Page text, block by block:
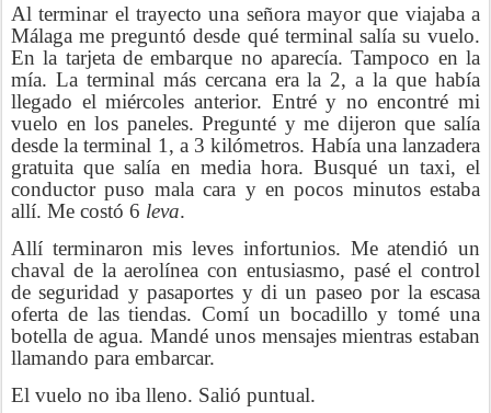
Al terminar el trayecto una señora mayor que viajaba a
Málaga me preguntó desde qué terminal salía su vuelo.
En la tarjeta de embarque no aparecía. Tampoco en la
mía. La terminal más cercana era la 2, a la que había
llegado el miércoles anterior. Entré y no encontré mi
vuelo en los paneles. Pregunté y me dijeron que salía
desde la terminal 1, a 3 kilómetros. Había una lanzadera
gratuita que salía en media hora. Busqué un taxi, el
conductor puso mala cara y en pocos minutos estaba
allí. Me costó 6 leva.
Allí terminaron mis leves infortunios. Me atendió un
chaval de la aerolínea con entusiasmo, pasé el control
de seguridad y pasaportes y di un paseo por la escasa
oferta de las tiendas. Comí un bocadillo y tomé una
botella de agua. Mandé unos mensajes mientras estaban
llamando para embarcar.
El vuelo no iba lleno. Salió puntual.